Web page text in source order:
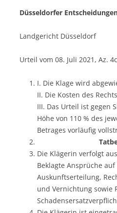
Düsseldorfer
Landgericht Düsseldorf
Urteil vom 08. Juli 2021, Az.
I. Die Klage wird
II. Die Kosten des
III. Das Urteil ist gegen
Höhe von 110 % des
Betrages vorläufig
Die Klägerin verfolgt
Beklagte Ansprüche
Auskunftserteilung,
und Vernichtung sowie